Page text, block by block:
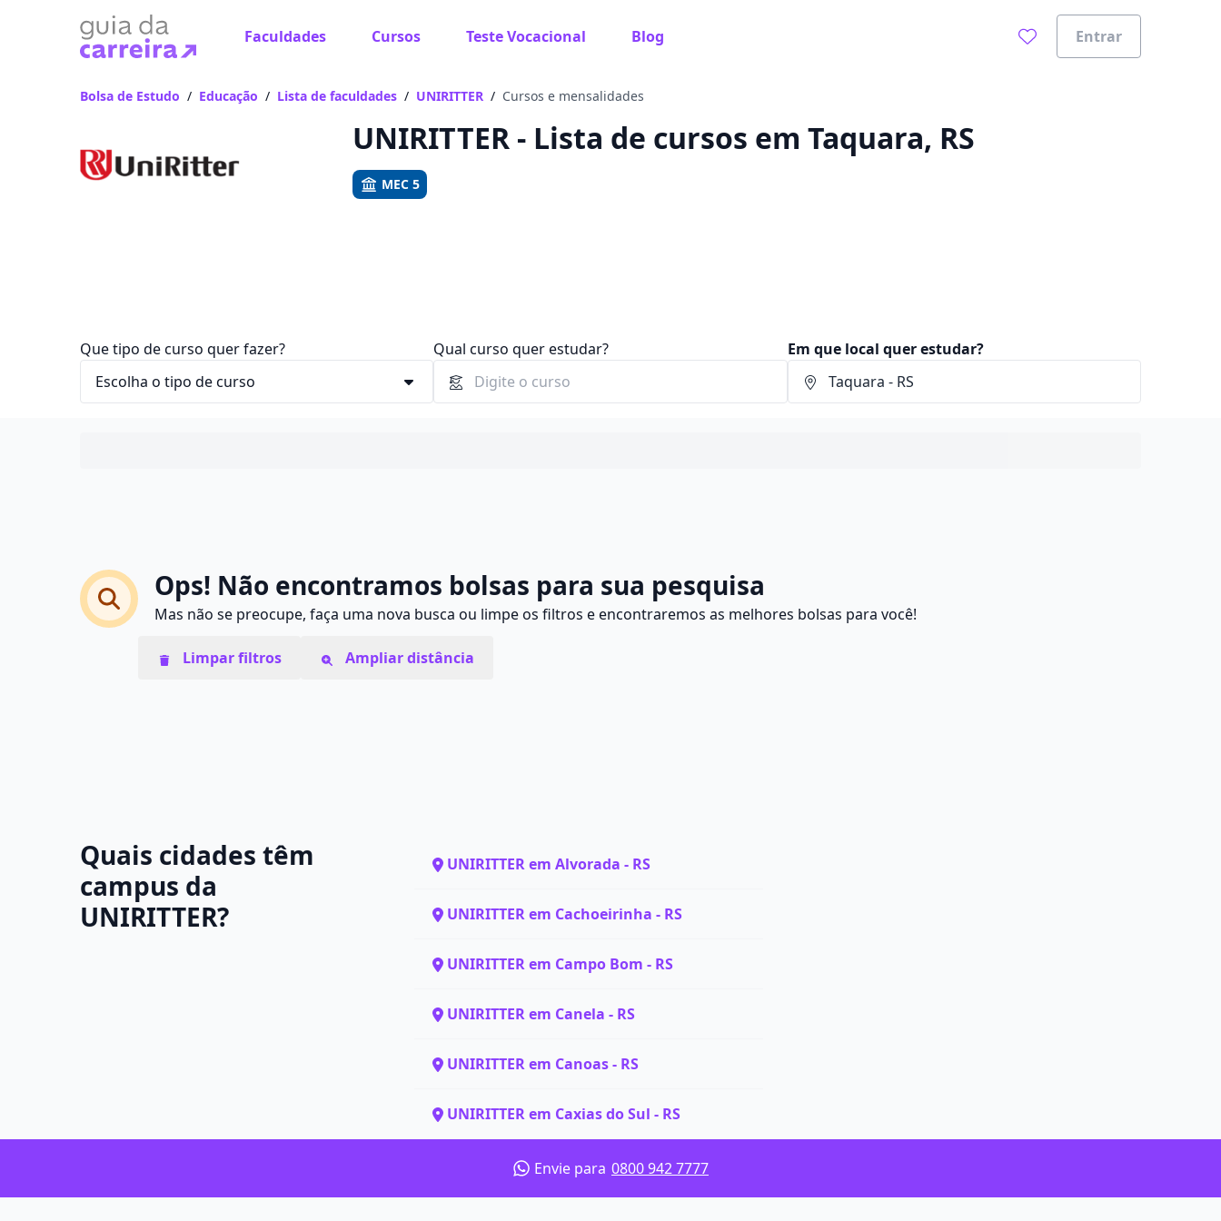
Faculdades Cursos Teste Vocacional Blog Entrar
Vamos te guiar no caminho ideal para seus estudos
Bolsa de Estudo / Educação / Lista de faculdades / UNIRITTER / Cursos e mensalidades
UNIRITTER - Lista de cursos em Taquara, RS
MEC 5
Que tipo de curso quer fazer? Qual curso quer estudar? Em que local quer estudar?
Ops! Não encontramos bolsas para sua pesquisa
Mas não se preocupe, faça uma nova busca ou limpe os filtros e encontraremos as melhores bolsas para você!
Limpar filtros Ampliar distância
Quais cidades têm
campus da
UNIRITTER?
UNIRITTER em Alvorada - RS
UNIRITTER em Cachoeirinha - RS
UNIRITTER em Campo Bom - RS
UNIRITTER em Canela - RS
UNIRITTER em Canoas - RS
UNIRITTER em Caxias do Sul - RS
Envie para 0800 942 7777